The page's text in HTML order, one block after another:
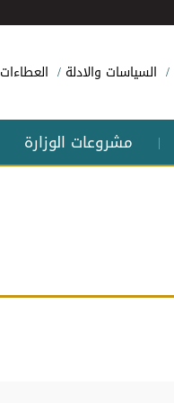
السياسات والادلة العطاءات
| مشروعات الوزارة